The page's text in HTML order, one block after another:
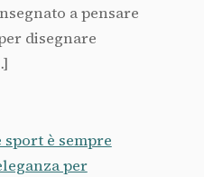
a pensare
disegnare
è sempre
per